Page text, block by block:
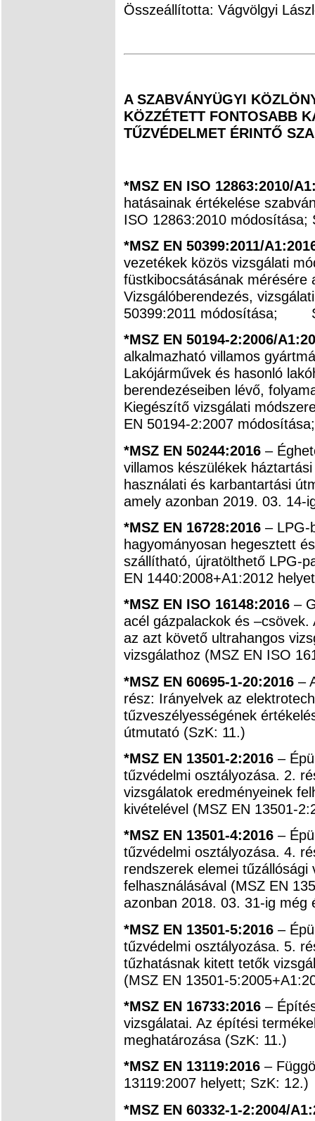
Összeállította: Vágvölgyi
A SZABVÁNYÜGYI
KÖZZÉTETT FONTOSABB
TŰZVÉDELMET ÉRINTŐ
*MSZ EN ISO 12863:2010/
hatásainak értékelése
ISO 12863:2010 módosítása;
*MSZ EN 50399:2011/
vezetékek közös vizsgálati
füstkibocsátásának mérésére
Vizsgálóberendezés,
50399:2011 módosítása;
*MSZ EN 50194-2:2006/
alkalmazható villamos
Lakójárművek és hasonló
berendezéseiben lévő,
Kiegészítő vizsgálati
EN 50194-2:2007
*MSZ EN 50244:2016–
villamos készülékek
használati és karbantartási
amely azonban 2019. 03. 14-
*MSZ EN 16728:2016– LPG-
hagyományosan hegesztett
szállítható, újratölthető LPG-
EN 1440:2008+A1:2012
*MSZ EN ISO 16148:2016–
acél gázpalackok és
az azt követő ultrahangos
vizsgálathoz (MSZ EN ISO
*MSZ EN 60695-1-20:2016–
rész: Irányelvek az
tűzveszélyességének
útmutató (SzK: 11.)
*MSZ EN 13501-2:2016–
tűzvédelmi osztályozása. 2.
vizsgálatok eredményeinek
kivételével (MSZ EN 13501-
*MSZ EN 13501-4:2016–
tűzvédelmi osztályozása. 4.
rendszerek elemei
felhasználásával (MSZ EN
azonban 2018. 03. 31-ig még
*MSZ EN 13501-5:2016–
tűzvédelmi osztályozása. 5.
tűzhatásnak kitett tetők
(MSZ EN 13501-
*MSZ EN 16733:2016–
vizsgálatai. Az építési
meghatározása (SzK: 11.)
*MSZ EN 13119:2016–
13119:2007 helyett; SzK: 12.)
*MSZ EN 60332-1-2:2004/